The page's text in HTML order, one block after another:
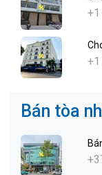
+1
+1
Bán tòa